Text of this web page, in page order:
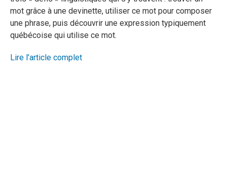
mot grâce à une devinette, utiliser ce mot pour composer
une phrase, puis découvrir une expression typiquement
québécoise qui utilise ce mot.
Lire l’article complet